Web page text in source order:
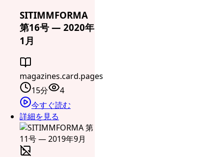
SITIMMFORMA
第16号 — 2020年
1月
magazines.card.pages
15分
4
今すぐ読む
詳細を見る